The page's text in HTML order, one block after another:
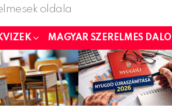
oldala
MAGYAR SZERELMES